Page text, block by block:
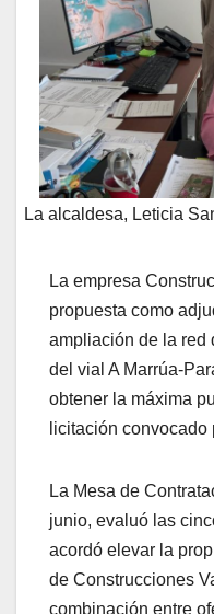
La alcaldesa, Leticia
La empresa
propuesta como
ampliación de la red
del vial A Marrúa-
obtener la máxima
licitación
La Mesa de
junio, evaluó las
acordó elevar la
de Construcciones
combinación entre